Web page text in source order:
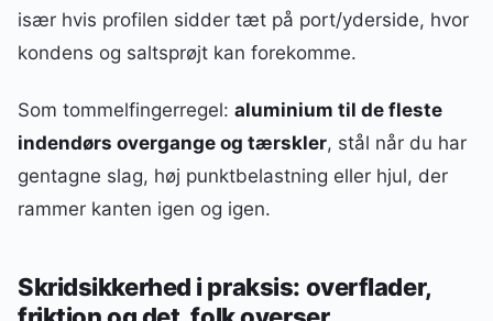
især hvis profilen sidder tæt på port/yderside, hvor
kondens og saltsprøjt kan forekomme.
Som tommelfingerregel: aluminium til de fleste
indendørs overgange og tærskler, stål når du har
gentagne slag, høj punktbelastning eller hjul, der
rammer kanten igen og igen.
Skridsikkerhed i praksis: overflader,